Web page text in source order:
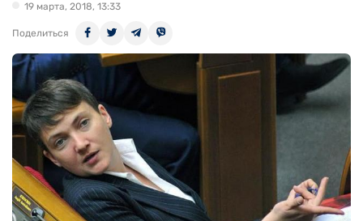
19 марта, 2018, 13:33
Поделиться